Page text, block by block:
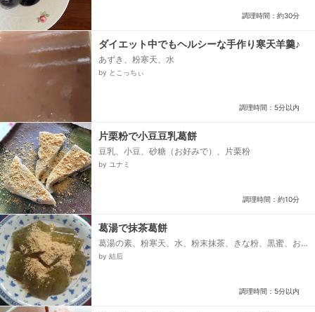
調理時間：約30分
ダイエット中でもヘルシーな手作り寒天羊羹♪
あずき、粉寒天、水
by とこっちぃ
調理時間：5分以内
片栗粉で小豆豆乳葛餅
豆乳、小豆、砂糖（お好みで）、片栗粉
by ユナミ
調理時間：約10分
葛湯で抹茶葛餅
葛湯の素、粉寒天、水、粉末抹茶、きな粉、黒蜜、お
湯
by 結后
調理時間：5分以内